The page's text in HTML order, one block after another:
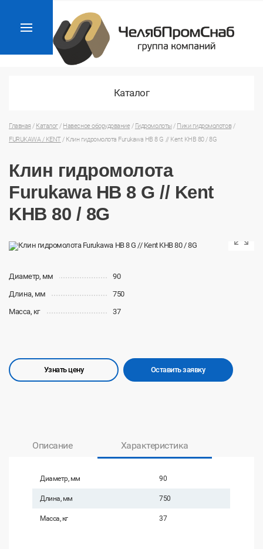
Каталог
Главная / Каталог/ Навесное оборудование / Гидромолоты/ Пики гидромолотов/
FURUKAWA / KENT/ Клин гидромолота Furukawa HB 8 G // Kent KHB 80 / 8G
Клин гидромолота
Furukawa HB 8 G // Kent
KHB 80 / 8G
Диаметр, мм
90
Длина, мм
750
Масса, кг
37
Узнать цену Оставить заявку
Описание Характеристика
Диаметр, мм 90
Длина, мм 750
Масса, кг 37